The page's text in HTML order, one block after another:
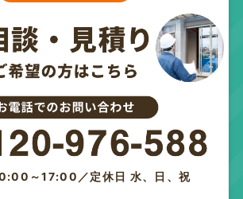
～17:00／定休日 水、日、祝